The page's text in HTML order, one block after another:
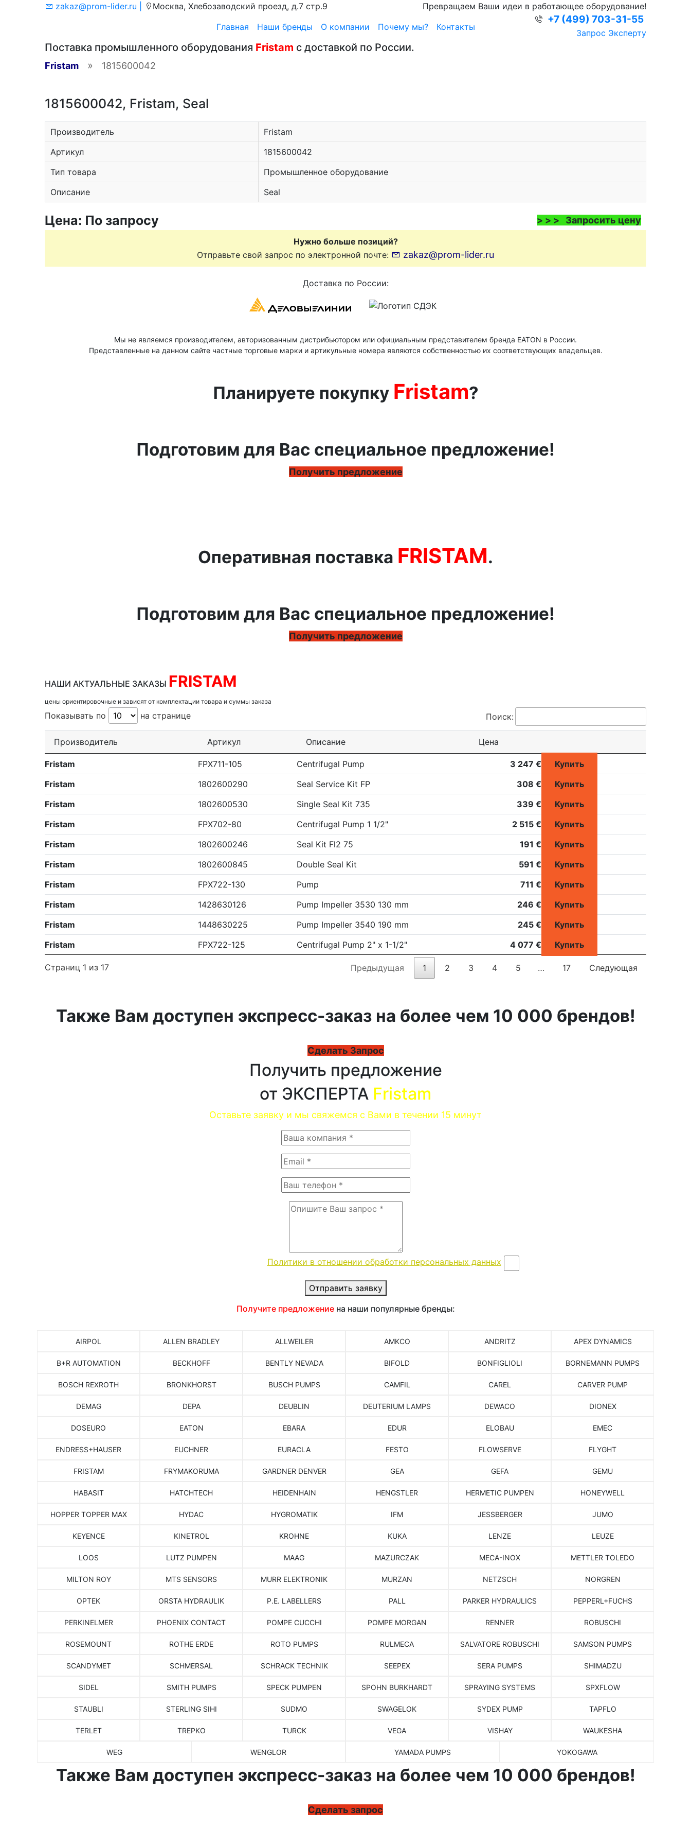
zakaz@prom-lider.ru | Москва, Хлебозаводский проезд, д.7 стр.9
Превращаем Ваши идеи в работающее оборудование!
Главная
Наши бренды О компании Почему мы? Контакты
+7 (499) 703-31-55
Запрос Эксперту
Поставка промышленного оборудования Fristam с доставкой по России.
Fristam » 1815600042
1815600042, Fristam, Seal
Производитель
Fristam
Артикул
1815600042
Тип товара
Промышленное оборудование
Описание
Seal
Цена: По запросу > > > Запросить цену
Нужно больше позиций?
Отправьте свой запрос по электронной почте:
zakaz@prom-lider.ru
Доставка по России:
Мы не являемся производителем, авторизованным дистрибьютором или официальным представителем бренда ЕАТОN в России.
Представленные на данном сайте частные торговые марки и артикульные номера являются собственностью их соответствующих владельцев.
Планируете покупку Fristam?
Подготовим для Вас специальное предложение!
Получить предложение
Оперативная поставка FRISTAM.
Подготовим для Вас специальное предложение!
Получить предложение
НАШИ АКТУАЛЬНЫЕ ЗАКАЗЫ FRISTAM
цены ориентировочные и зависят от комплектации товара и суммы заказа
Показывать по на странице Поиск:
Производитель Артикул Описание Цена
Fristam FPX711-105 Centrifugal Pump 3 247 €
Купить
Fristam
1802600290 Seal Service Kit FP 308 €
Купить
Fristam
1802600530 Single Seal Kit 735 339 €
Купить
Fristam
FPX702-80 Centrifugal Pump 1 1/2" 2 515 €
Купить
Fristam
1802600246 Seal Kit Fl2 75 191 €
Купить
Fristam
1802600845 Double Seal Kit 591 €
Купить
Fristam
FPX722-130 Pump 711 €
Купить
Fristam
1428630126 Pump Impeller 3530 130 mm 246 €
Купить
Fristam
1448630225 Pump Impeller 3540 190 mm 245 €
Купить
Fristam
FPX722-125 Centrifugal Pump 2" x 1-1/2" 4 077 € Купить
Страниц 1 из 17 Предыдущая 1 2 3 4 5 … 17 Следующая
Также Вам доступен экспресс-заказ на более чем 10 000 брендов!
Сделать Запрос
Получить предложение
от ЭКСПЕРТА Fristam
Оставьте заявку и мы свяжемся с Вами в течении 15 минут
Политики в отношении обработки персональных данных
Отправить заявку
Получите предложениена наши популярные бренды:
AIRPOL ALLEN BRADLEY ALLWEILER AMKCO ANDRITZ APEX DYNAMICS
B+R AUTOMATION BECKHOFF BENTLY NEVADA BIFOLD BONFIGLIOLI BORNEMANN PUMPS
BOSCH REXROTH BRONKHORST BUSCH PUMPS CAMFIL CAREL CARVER PUMP
DEMAG DEPA DEUBLIN DEUTERIUM LAMPS DEWACO DIONEX
DOSEURO EATON EBARA EDUR ELOBAU EMEC
ENDRESS+HAUSER EUCHNER EURACLA FESTO FLOWSERVE FLYGHT
FRISTAM FRYMAKORUMA GARDNER DENVER GEA GEFA GEMU
HABASIT HATCHTECH HEIDENHAIN HENGSTLER HERMETIC PUMPEN HONEYWELL
HOPPER TOPPER MAX HYDAC HYGROMATIK IFM JESSBERGER JUMO
KEYENCE KINETROL KROHNE KUKA LENZE LEUZE
LOOS LUTZ PUMPEN MAAG MAZURCZAK MECA-INOX METTLER TOLEDO
MILTON ROY MTS SENSORS MURR ELEKTRONIK MURZAN NETZSCH NORGREN
OPTEK ORSTA HYDRAULIK P.E. LABELLERS PALL PARKER HYDRAULICS PEPPERL+FUCHS
PERKINELMER PHOENIX CONTACT POMPE CUCCHI POMPE MORGAN RENNER ROBUSCHI
ROSEMOUNT ROTHE ERDE ROTO PUMPS RULMECA SALVATORE ROBUSCHI SAMSON PUMPS
SCANDYMET SCHMERSAL SCHRACK TECHNIK SEEPEX SERA PUMPS SHIMADZU
SIDEL SMITH PUMPS SPECK PUMPEN SPOHN BURKHARDT SPRAYING SYSTEMS SPXFLOW
STAUBLI STERLING SIHI SUDMO SWAGELOK SYDEX PUMP TAPFLO
TERLET TREPKO TURCK VEGA VISHAY WAUKESHA
WEG WENGLOR YAMADA PUMPS YOKOGAWA
Также Вам доступен экспресс-заказ на более чем 10 000 брендов!
Сделать запрос